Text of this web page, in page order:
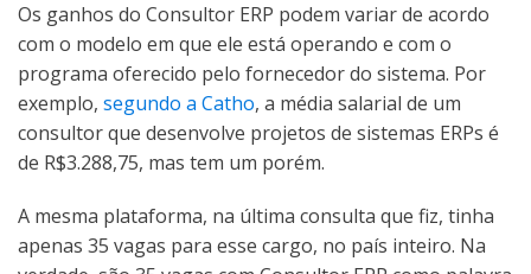
Os ganhos do Consultor ERP podem variar de acordo
com o modelo em que ele está operando e com o
programa oferecido pelo fornecedor do sistema. Por
exemplo, segundo a Catho, a média salarial de um
consultor que desenvolve projetos de sistemas ERPs é
de R$3.288,75, mas tem um porém.
A mesma plataforma, na última consulta que fiz, tinha
apenas 35 vagas para esse cargo, no país inteiro. Na